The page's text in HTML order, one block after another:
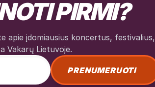
PIRMI?
apie įdomiausius koncertus, festivalius,
Vakarų Lietuvoje.
PRENUMERUOTI